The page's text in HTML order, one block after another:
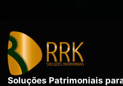
Soluções Patrimoniais